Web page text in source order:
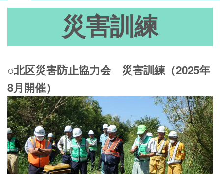
災害訓練
○北区災害防止協力会 災害訓練（2025年
8月開催）